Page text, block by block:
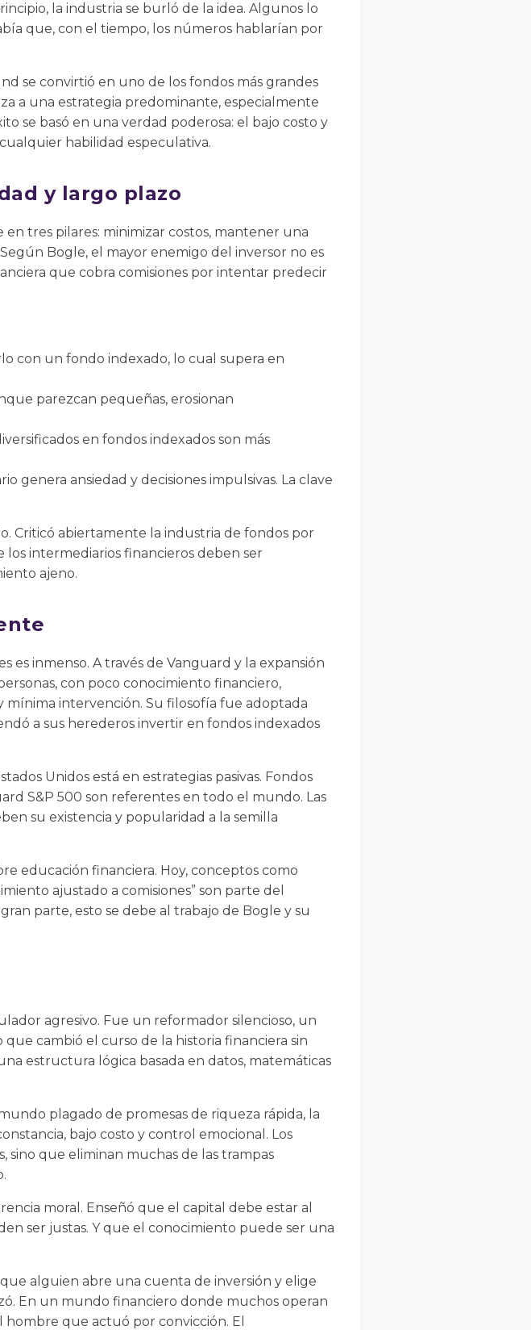
la industria se burló de la idea. Algunos lo
que, con el tiempo, los números hablarían por
se convirtió en uno de los fondos más grandes
a una estrategia predominante, especialmente
se basó en una verdad poderosa: el bajo costo y
habilidad especulativa.
y largo plazo
tres pilares: minimizar costos, mantener una
Bogle, el mayor enemigo del inversor no es
que cobra comisiones por intentar predecir
con un fondo indexado, lo cual supera en
parezcan pequeñas, erosionan
en fondos indexados son más
genera ansiedad y decisiones impulsivas. La clave
Criticó abiertamente la industria de fondos por
los intermediarios financieros deben ser
ajeno.
es inmenso. A través de Vanguard y la expansión
con poco conocimiento financiero,
intervención. Su filosofía fue adoptada
a sus herederos invertir en fondos indexados
Unidos está en estrategias pasivas. Fondos
S&P 500 son referentes en todo el mundo. Las
su existencia y popularidad a la semilla
educación financiera. Hoy, conceptos como
ajustado a comisiones” son parte del
parte, esto se debe al trabajo de Bogle y su
agresivo. Fue un reformador silencioso, un
cambió el curso de la historia financiera sin
estructura lógica basada en datos, matemáticas
plagado de promesas de riqueza rápida, la
bajo costo y control emocional. Los
sino que eliminan muchas de las trampas
moral. Enseñó que el capital debe estar al
ser justas. Y que el conocimiento puede ser una
que alguien abre una cuenta de inversión y elige
En un mundo financiero donde muchos operan
hombre que actuó por convicción. El